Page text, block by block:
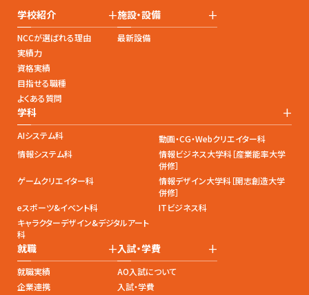
学校紹介 +
NCCが選ばれる理由
実績力
資格実績
目指せる職種
よくある質問
施設・設備 +
最新設備
学科 +
AIシステム科
動画・CG・Webクリエイター科
情報システム科
情報ビジネス大学科［産業能率大学
併修］
ゲームクリエイター科
情報デザイン大学科［開志創造大学
併修］
eスポーツ&イベント科
ITビジネス科
キャラクターデザイン&デジタルアート
科
就職 +
就職実績
企業連携
入試・学費 +
AO入試について
入試・学費